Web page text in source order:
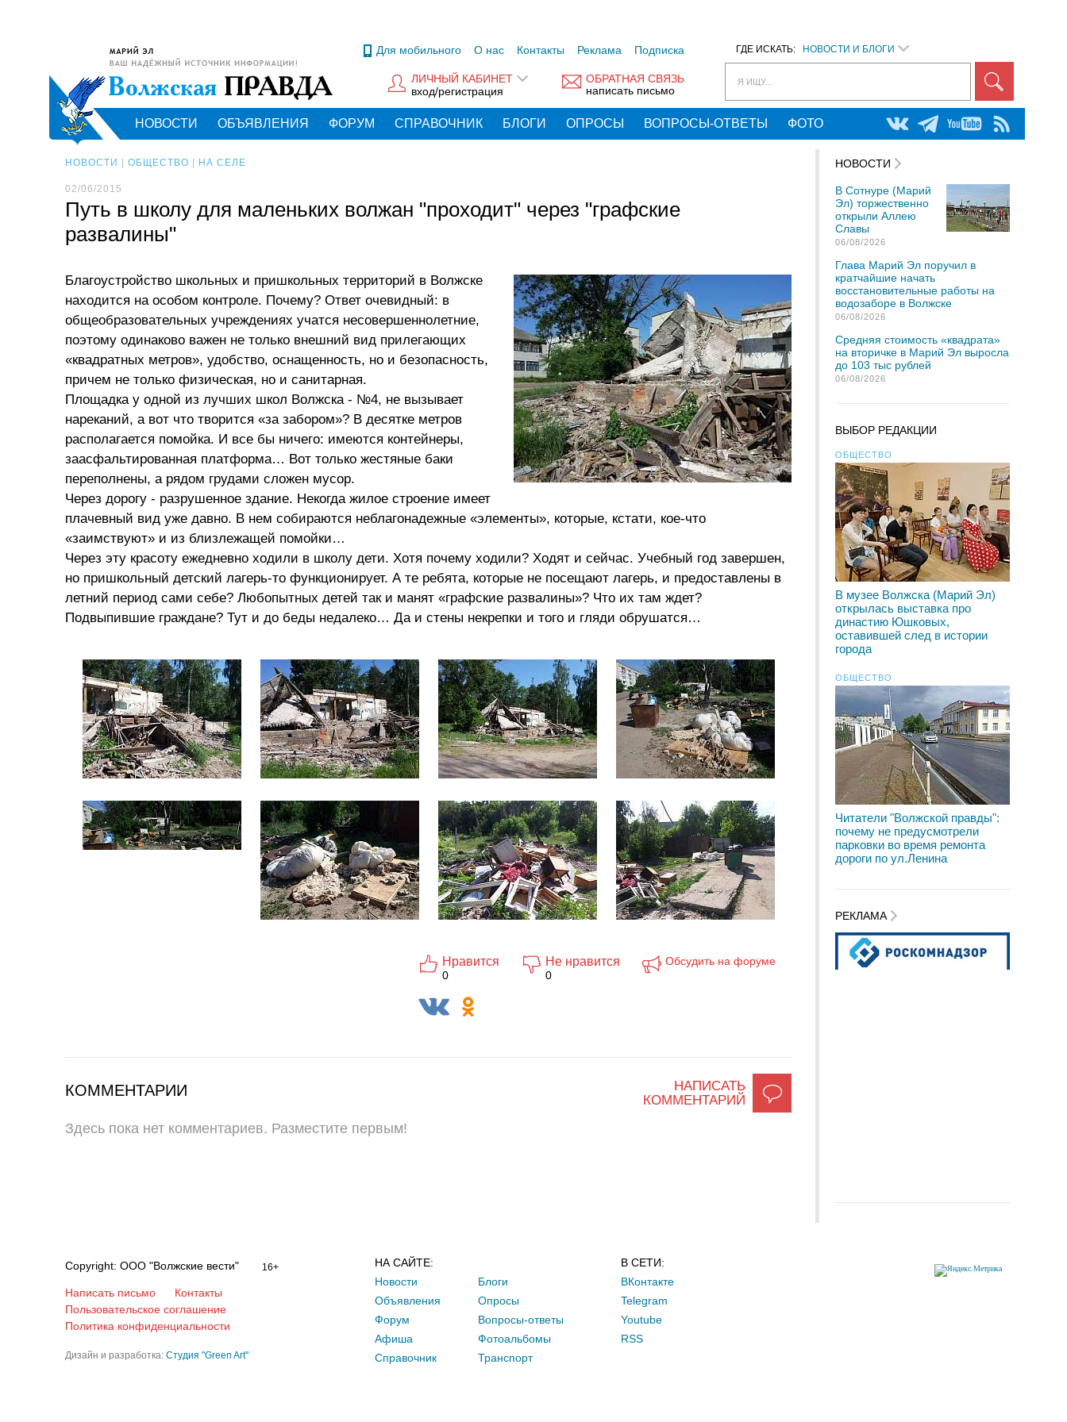
ГДЕ ИСКАТЬ: НОВОСТИ И БЛОГИ
Я ИЩУ...
Для мобильного О нас Контакты Реклама Подписка
ОБРАТНАЯ СВЯЗЬ
написать письмо
ЛИЧНЫЙ КАБИНЕТ
вход/регистрация
НОВОСТИ ОБЪЯВЛЕНИЯ ФОРУМ СПРАВОЧНИК БЛОГИ ОПРОСЫ ВОПРОСЫ-ОТВЕТЫ ФОТО
НОВОСТИ ОБЩЕСТВО НА СЕЛЕ
02/06/2015
Путь в школу для маленьких волжан "проходит" через "графские
развалины"
Благоустройство школьных и пришкольных территорий в Волжске
находится на особом контроле. Почему? Ответ очевидный: в
общеобразовательных учреждениях учатся несовершеннолетние,
поэтому одинаково важен не только внешний вид прилегающих
«квадратных метров», удобство, оснащенность, но и безопасность,
причем не только физическая, но и санитарная.
Площадка у одной из лучших школ Волжска - №4, не вызывает
нареканий, а вот что творится «за забором»? В десятке метров
располагается помойка. И все бы ничего: имеются контейнеры,
заасфальтированная платформа… Вот только жестяные баки
переполнены, а рядом грудами сложен мусор.
Через дорогу - разрушенное здание. Некогда жилое строение имеет
плачевный вид уже давно. В нем собираются неблагонадежные «элементы», которые, кстати, кое-что
«заимствуют» и из близлежащей помойки…
Через эту красоту ежедневно ходили в школу дети. Хотя почему ходили? Ходят и сейчас. Учебный год завершен,
но пришкольный детский лагерь-то функционирует. А те ребята, которые не посещают лагерь, и предоставлены в
летний период сами себе? Любопытных детей так и манят «графские развалины»? Что их там ждет?
Подвыпившие граждане? Тут и до беды недалеко… Да и стены некрепки и того и гляди обрушатся…
Нравится
0
Не нравится
0
Обсудить на форуме
НАПИСАТЬ
КОММЕНТАРИЙ
КОММЕНТАРИИ
Здесь пока нет комментариев. Разместите первым!
НОВОСТИ
В Сотнуре (Марий
Эл) торжественно
открыли Аллею
Славы
06/08/2026
Глава Марий Эл поручил в
кратчайшие начать
восстановительные работы на
водозаборе в Волжске
06/08/2026
Средняя стоимость «квадрата»
на вторичке в Марий Эл выросла
до 103 тыс рублей
06/08/2026
ВЫБОР РЕДАКЦИИ
ОБЩЕСТВО
В музее Волжска (Марий Эл)
открылась выставка про
династию Юшковых,
оставившей след в истории
города
ОБЩЕСТВО
Читатели "Волжской правды":
почему не предусмотрели
парковки во время ремонта
дороги по ул.Ленина
РЕКЛАМА
Copyright: ООО "Волжские вести" 16+
Написать письмо
Контакты
Пользовательское соглашение
Политика конфиденциальности
Дизайн и разработка: Студия "Green Art"
НА САЙТЕ:
Новости
Объявления
Форум
Афиша
Справочник
Блоги
Опросы
Вопросы-ответы
Фотоальбомы
Транспорт
В СЕТИ:
ВКонтакте
Telegram
Youtube
RSS